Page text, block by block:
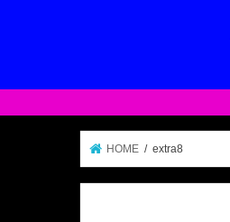
HOME extra8